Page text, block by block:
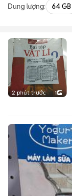
Dung lượng: 64 GB
2 phút trước 1